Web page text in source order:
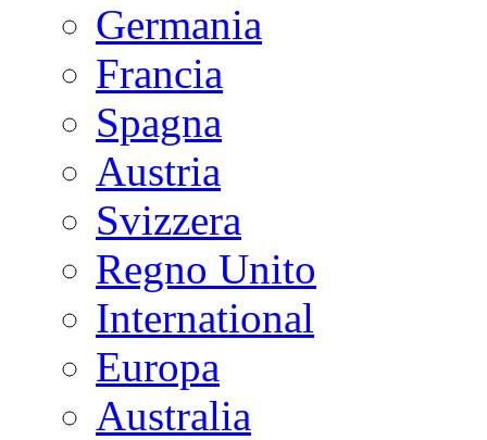
Germania
Francia
Spagna
Austria
Svizzera
Regno Unito
International
Europa
Australia